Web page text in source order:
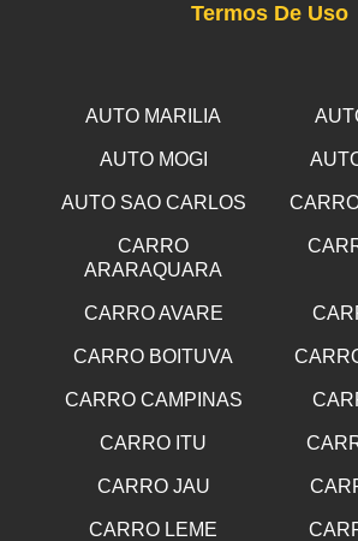
Termos De Uso
AUTO MARILIA
AUTO MOGI
AUTO SAO CARLOS
CARRO
ARARAQUARA
CARRO AVARE
CARRO BOITUVA
CARRO CAMPINAS
CARRO ITU
CARRO JAU
CARRO LEME